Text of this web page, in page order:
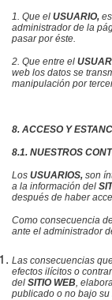
1. Que el USUARIO,
administrador de la
pasar por éste.
2. Que entre el
web los datos se
manipulación por
8. ACCESO Y
8.1. NUESTROS
Los USUARIOS, son
a la información del
después de haber
Como consecuencia
ante el administrador
Las consecuencias
efectos ilícitos o
del SITIO WEB ,
publicado o no bajo su